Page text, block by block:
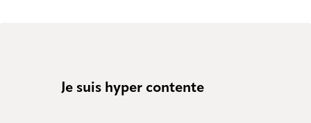
Je suis hyper contente